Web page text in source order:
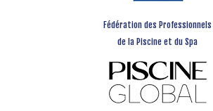
Fédération des Professionnels
de la Piscine et du Spa